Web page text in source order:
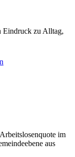
Eindruck zu Alltag,
im
aus